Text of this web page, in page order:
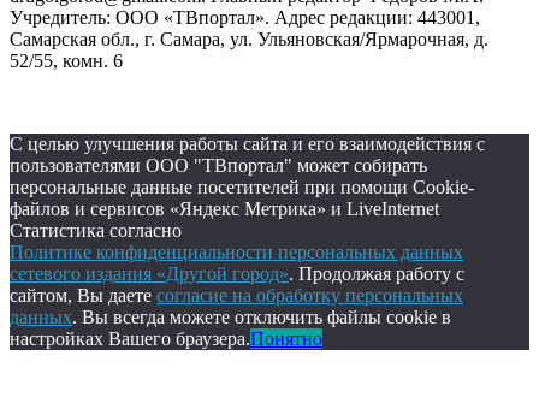
Учредитель: ООО «ТВпортал». Адрес редакции: 443001,
Самарская обл., г. Самара, ул. Ульяновская/Ярмарочная, д.
52/55, комн. 6
С целью улучшения работы сайта и его взаимодействия с
пользователями ООО "ТВпортал" может собирать
персональные данные посетителей при помощи Cookie-
файлов и сервисов «Яндекс Метрика» и LiveInternet
Статистика согласно
Политике конфиденциальности персональных данных
сетевого издания «Другой город». Продолжая работу с
сайтом, Вы даете согласие на обработку персональных
данных. Вы всегда можете отключить файлы cookie в
настройках Вашего браузера.Понятно